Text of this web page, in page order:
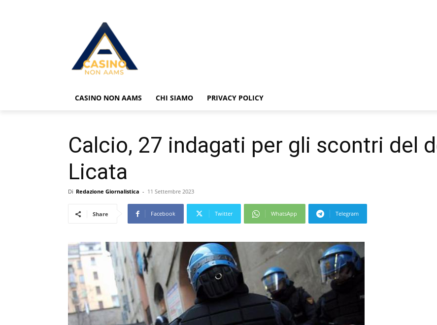
CASINO NON AAMS CHI SIAMO PRIVACY POLICY
Calcio, 27 indagati per gli scontri del
Licata
Di Redazione Giornalistica - 11 Settembre 2023
Share Facebook Twitter WhatsApp Telegram